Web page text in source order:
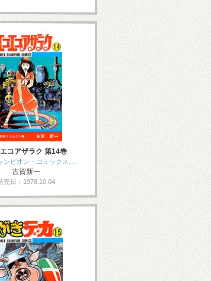
コアザラク 第14巻
ンピオン・コミックス…
古賀新一
売日：1978.10.04